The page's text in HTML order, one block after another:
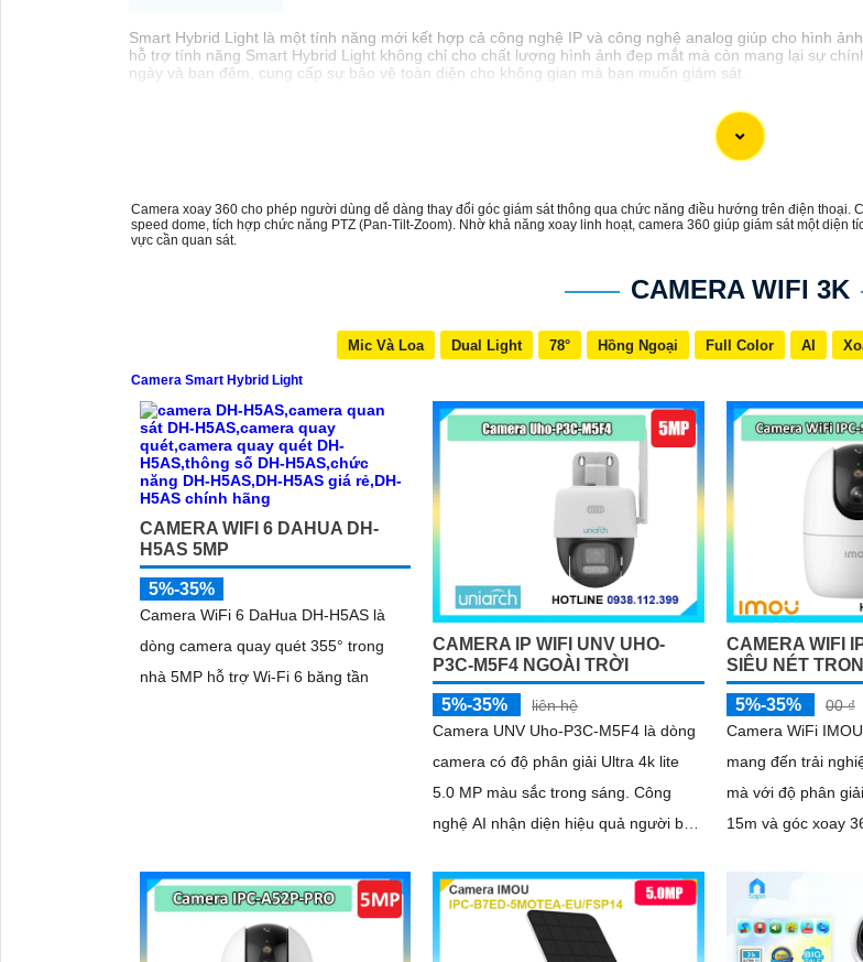
Smart Hybrid Light là một tính năng mới kết hợp cả công nghệ IP và công nghệ analog giúp cho hình
hỗ trợ tính năng Smart Hybrid Light không chỉ cho chất lượng hình ảnh đẹp mắt mà còn mang lại sự
ngày và ban đêm, cung cấp sự bảo vệ toàn diện cho không gian mà bạn muốn giám sát.
Camera xoay 360 cho phép người dùng dễ dàng thay đổi góc giám sát thông qua chức năng điều hướng trên điện thoại.
speed dome, tích hợp chức năng PTZ (Pan-Tilt-Zoom). Nhờ khả năng xoay linh hoạt, camera 360 giúp giám sát một diện
vực cần quan sát.
CAMERA WIFI 3K
Mic Và Loa Dual Light 78° Hồng Ngoại Full Color AI
Camera Smart Hybrid Light
CAMERA WIFI 6 DAHUA DH-
H5AS 5MP
5%-35%
Camera WiFi 6 DaHua DH-H5AS là
dòng camera quay quét 355° trong
nhà 5MP hỗ trợ Wi-Fi 6 băng tần
CAMERA IP WIFI UNV UHO-
P3C-M5F4 NGOÀI TRỜI
5%-35%
liên hệ
Camera UNV Uho-P3C-M5F4 là dòng
camera có độ phân giải Ultra 4k lite
5.0 MP màu sắc trong sáng. Công
nghệ AI nhận diện hiệu quả người ban
CAMERA WIFI
SIÊU NÉT
5%-35%
00 ₫
Camera WiFi
mang đến trải
mà với độ phân
15m và góc xoay 360°. Hỗ
chạm và lưu trữ